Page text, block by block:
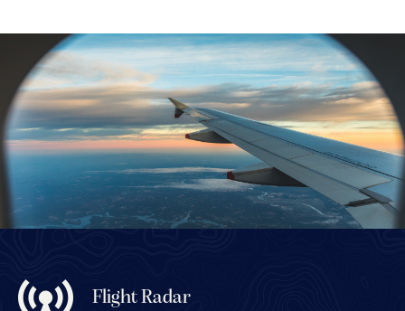
Flight Radar